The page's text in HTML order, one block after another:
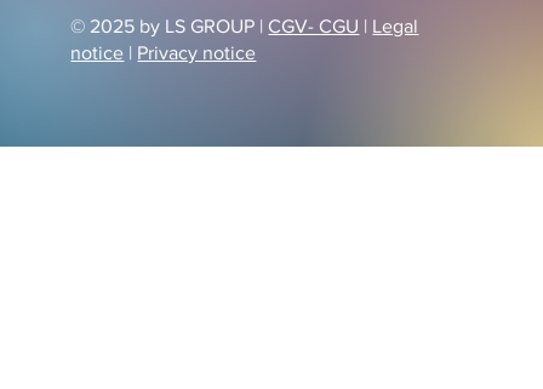
© 2025 by LS GROUP | CGV- CGU | Legal
notice | Privacy notice